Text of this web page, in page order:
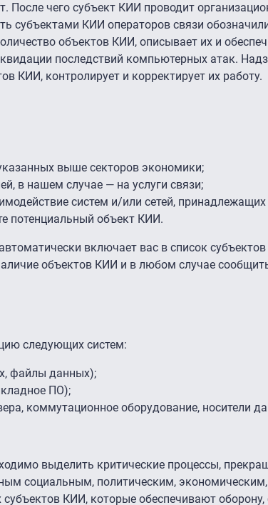
После чего субъект КИИ проводит
субъектами КИИ операторов связи
объектов КИИ, описывает их и
последствий компьютерных атак.
КИИ, контролирует и корректирует их работу.
выше секторов экономики;
в нашем случае — на услуги связи;
систем и/или сетей,
потенциальный объект КИИ.
включает вас в список
объектов КИИ и в любом случае
следующих систем:
файлы данных);
ПО);
коммутационное оборудование, носители
выделить критические процессы,
социальным, политическим,
КИИ, которые обеспечивают оборону,